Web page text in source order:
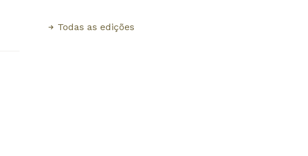
Todas as edições